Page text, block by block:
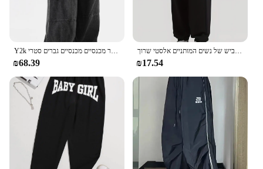
Y2k בייגי מטען ג 'ינס שחור מכנסיים מכנסיים גברים סטריeetwear היפי מזדמנים ריצה רגל רחב גודל ג' ינס גברים ארוכים ג 'ינס גברים
₪68.39
דפוס עכביש פשוט הדפסה העכביש של נשים המותניים אלסטי שרוך leasse שרוך ארוך צבע אופנה מזדמנים ספורט נשים
₪17.54